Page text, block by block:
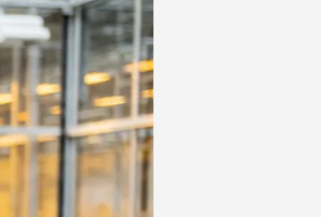
Проєкт «Прийдешнім
поколінням»
Ініціатива незалежності
Розіграш від KWS
Зв'язатися з нами
Регіон Схід
Регіон Центр
Відділ по роботі з
клієнтами